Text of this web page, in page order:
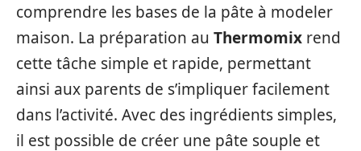
comprendre les bases de la pâte à modeler
maison. La préparation au Thermomix rend
cette tâche simple et rapide, permettant
ainsi aux parents de s’impliquer facilement
dans l’activité. Avec des ingrédients simples,
il est possible de créer une pâte souple et